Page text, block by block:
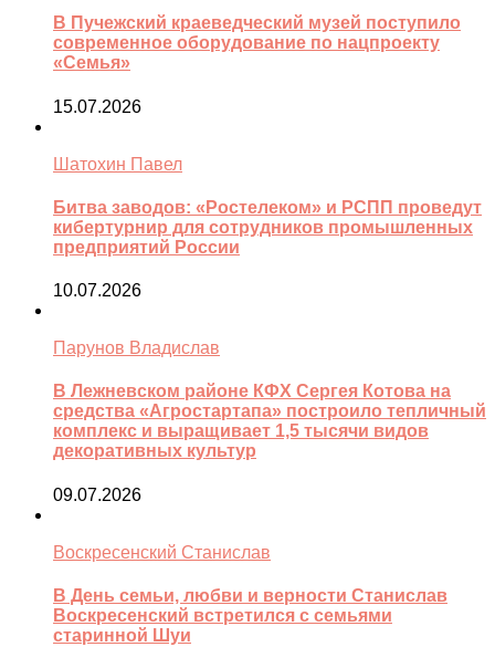
В Пучежский краеведческий музей поступило
современное оборудование по нацпроекту
«Семья»
15.07.2026
Шатохин Павел
Битва заводов: «Ростелеком» и РСПП проведут
кибертурнир для сотрудников промышленных
предприятий России
10.07.2026
Парунов Владислав
В Лежневском районе КФХ Сергея Котова на
средства «Агростартапа» построило тепличный
комплекс и выращивает 1,5 тысячи видов
декоративных культур
09.07.2026
Воскресенский Станислав
В День семьи, любви и верности Станислав
Воскресенский встретился с семьями
старинной Шуи